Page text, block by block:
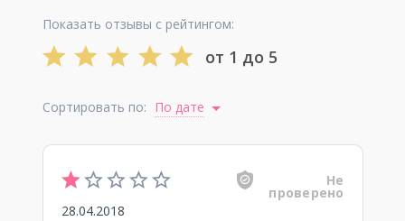
Показать отзывы с рейтингом:
от 1 до 5
Сортировать по: По дате
Не
проверено
28.04.2018